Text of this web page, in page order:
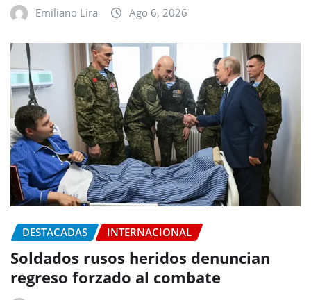
Emiliano Lira Ago 6, 2026
DESTACADAS INTERNACIONAL
Soldados rusos heridos denuncian
regreso forzado al combate